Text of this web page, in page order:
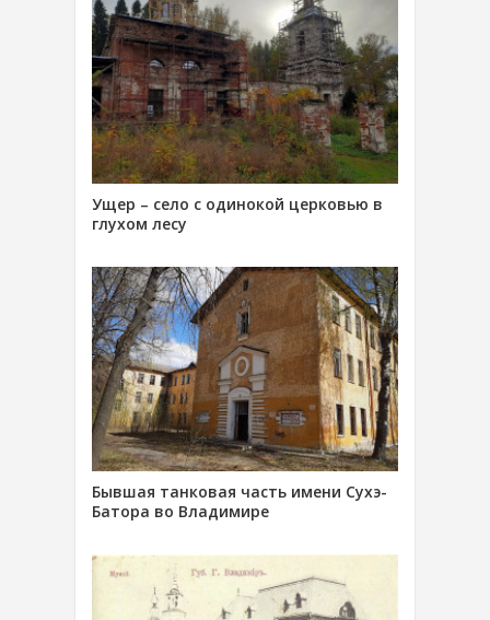
Ущер – село с одинокой церковью в
глухом лесу
Бывшая танковая часть имени Сухэ-
Батора во Владимире